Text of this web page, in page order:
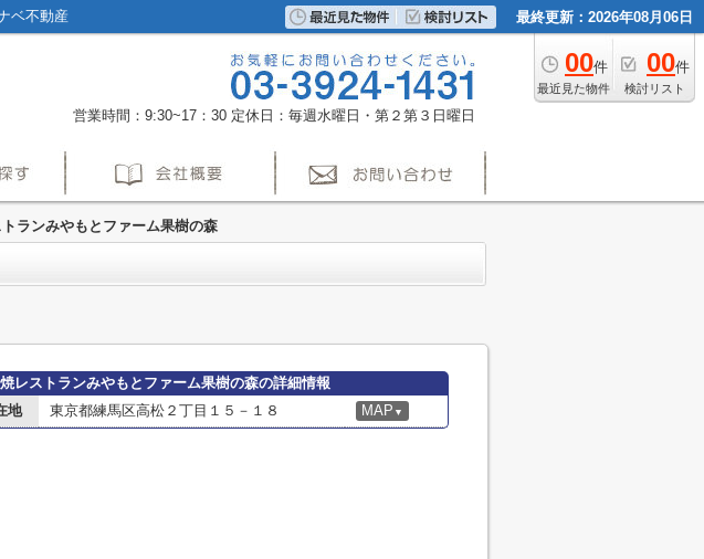
ベ不動産 最終更新：2026年08月06日
00件
最近見た物件
00件
検討リスト
営業時間：9:30~17：30 定休日：毎週水曜日・第２第３日曜日
ランみやもとファーム果樹の森
レストランみやもとファーム果樹の森の詳細情報
地
東京都練馬区高松２丁目１５－１８ MAP ▼